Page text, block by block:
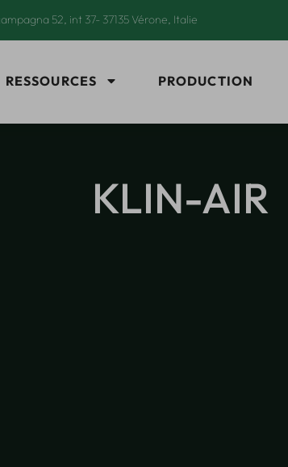
52, int 37- 37135 Vérone, Italie
RESSOURCES PRODUCTION
KLIN-AIR